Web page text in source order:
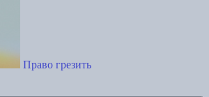
Право грезить